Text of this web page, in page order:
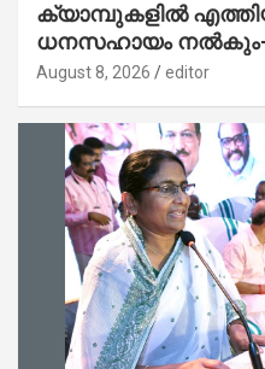
ക്യാമ്പുകളിൽ
ധനസഹായം നൽകും-
അനിൽകുമാർ
August 8, 2026 editor